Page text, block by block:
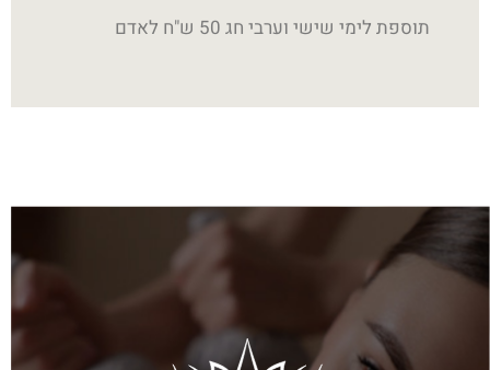
תוספת לימי שישי וערבי חג 50 ש"ח לאדם